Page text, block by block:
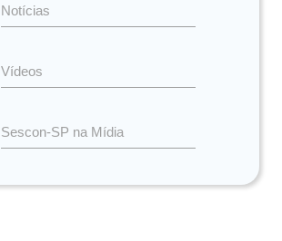
Notícias
Vídeos
Sescon-SP na Mídia